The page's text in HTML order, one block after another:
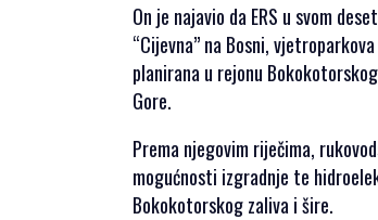
On je najavio da ERS u svom
“Cijevna” na Bosni,
planirana u rejonu
Gore.
Prema njegovim riječima,
mogućnosti izgradnje te
Bokokotorskog zaliva i šire.